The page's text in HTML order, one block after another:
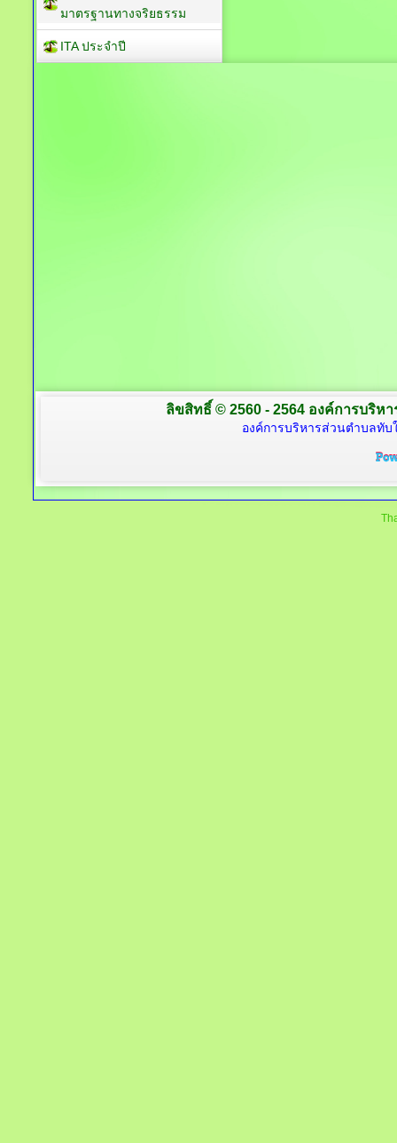
มาตรฐานทางจริยธรรม
ITA ประจำปี
ลิขสิทธิ์ © 2560 - 2564 องค์การบริห
องค์การบริหารส่วนตำบลทับ